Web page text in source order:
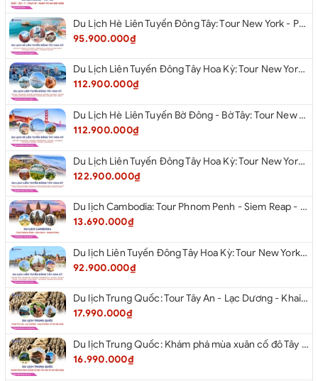
Du Lịch Hè Liên Tuyến Đông Tây: Tour New York - Philadelphia - Delaware - Washington Dc - Las Vegas - Red Rock Canyon - Little Saigon - Santa Monica - Los Angeles - San Diego Từ Hà Nội 2026
95.900.000₫
Du Lịch Liên Tuyến Đông Tây Hoa Kỳ: Tour New York - Philadelphia - Delaware - Washington Dc - San Diego - Los Angeles - Las Vegas - Antelope Canyon (Hẻm Núi Linh Dương) - Horseshoe Bend - Monument - Page - Phoenix Từ Hà Nội 2026
112.900.000₫
Du Lịch Hè Liên Tuyến Bờ Đông - Bờ Tây: Tour New York - Philadelphia - Delaware - Washington Dc - Las Vegas - Los Angeles - Hollywood - San Diego - San Jose - San Francisco - Từ Hà Nội 2026
112.900.000₫
Du Lịch Liên Tuyến Đông Tây Hoa Kỳ: Tour New York - Boston - New Hampshire - Artist’s Bluff - Echo Lake Kancamagus Highway - White Mountains - Albany - Buffalo - Niagara Falls Corning - Washington Dc - Las Vegas - Red Rock Canyon - Los Angeles - San Diego Từ Hà Nội 2026
122.900.000₫
Du lịch Cambodia: Tour Phnom Penh - Siem Reap - Phnom Penh
13.690.000₫
Du lịch Liên Tuyến Đông Tây Hoa Kỳ: Tour New York - Philadelphia - Delaware - Washington D.C - Las Vegas - Red rock Canyon - Little Saigon - Santa Monica - Los Angeles - San Diego từ Hà Nội 2026
92.900.000₫
Du lịch Trung Quốc: Tour Tây An - Lạc Dương - Khai Phong từ Hà Nội 2026
17.990.000₫
Du lịch Trung Quốc: Khám phá mùa xuân cố đô Tây An từ Hà Nội 2026
16.990.000₫